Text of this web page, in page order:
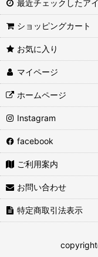
最近チェックしたア
ショッピングカート
お気に入り
マイページ
ホームページ
Instagram
facebook
ご利用案内
お問い合わせ
特定商取引法表示